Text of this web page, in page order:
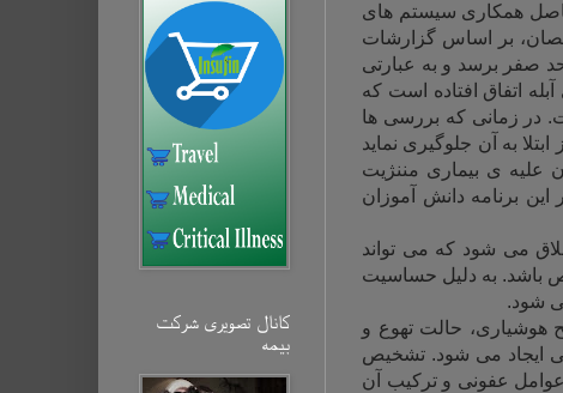
همکاری سیستم های
بر اساس گزارشات
حد صفر برسد و به عبارتی
اتفاق افتاده است که
در زمانی که بررسی ها
به آن جلوگیری نماید
علیه ی بیماری مننژیت
برنامه دانش آموزان
می شود که می تواند
باشد. به دلیل حساسیت
شود.
حالت تهوع و
ایجاد می شود. تشخیص
عفونی و ترکیب آن
کانال تصویری شرکت
بیمه‌